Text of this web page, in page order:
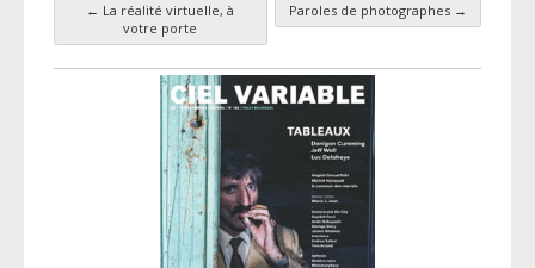
Navigation des articles
← La réalité virtuelle, à
votre porte
Paroles de photographes →